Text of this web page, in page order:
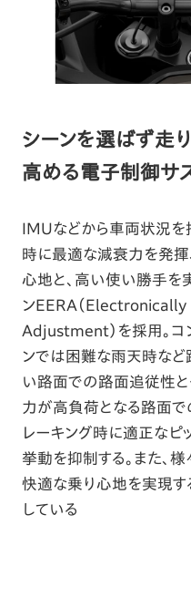
シーンを選ばず走
高める電子制御サ
IMUなどから車両状況を
時に最適な減衰力を発揮
心地と、高い使い勝手を
ンEERA（
Adjustment）を採用。コ
ンでは困難な雨天時な
い路面での路面追従性
力が高負荷となる路面で
レーキング時に適正なピ
挙動を抑制する。また、
快適な乗り心地を実現す
している